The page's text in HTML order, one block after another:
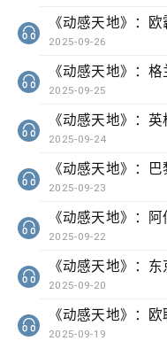
2025-09-26
2025-09-25
2025-09-24
2025-09-23
2025-09-22
2025-09-20
2025-09-19